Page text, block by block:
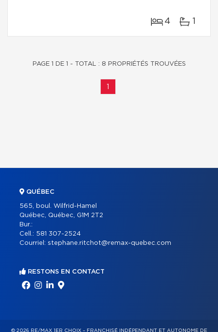
4 1
PAGE 1 DE 1 - TOTAL : 8 PROPRIÉTÉS TROUVÉES
QUÉBEC
565, boul. Wilfrid-Hamel
Québec, Québec, G1M 2T2
Bur.:
Cell.: 581 307-2524
Courriel: stephane.ritchot@remax-quebec.com
RESTONS EN CONTACT
© 2026 RE/MAX 1ER CHOIX – FRANCHISÉ INDÉPENDANT ET AUTONOME DE